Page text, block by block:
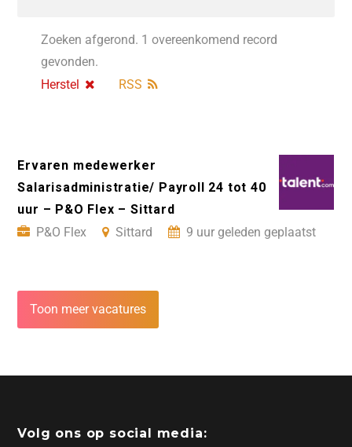
Zoeken afgerond. 1 overeenkomend record
gevonden.
Herstel
RSS
Ervaren medewerker
Salarisadministratie/ Payroll 24 tot 40
uur – P&O Flex – Sittard
P&O Flex
Sittard 9 uur geleden geplaatst
Toon meer vacatures
Volg ons op social media: